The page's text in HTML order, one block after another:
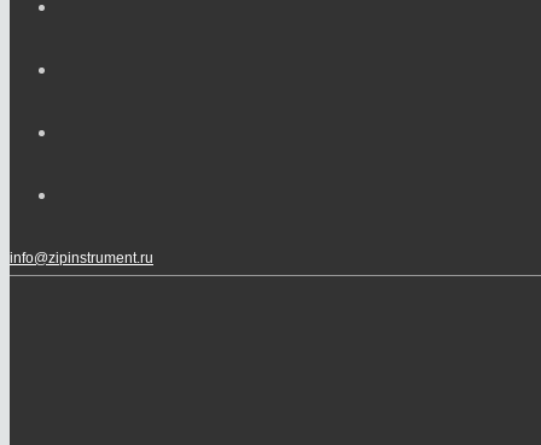
info@zipinstrument.ru